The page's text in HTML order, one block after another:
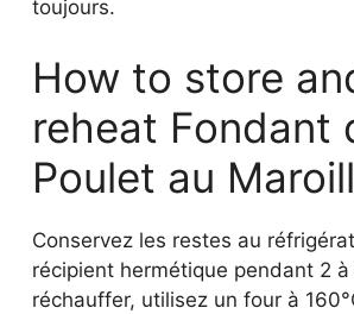
toujours.
How to store
reheat Fondant
Poulet au
Conservez les restes au
récipient hermétique pendant 2
réchauffer, utilisez un four à